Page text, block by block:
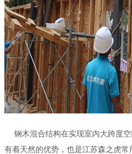
钢木混合结构在实现室内大跨度
有着天然的优势，也是江苏森之虎常